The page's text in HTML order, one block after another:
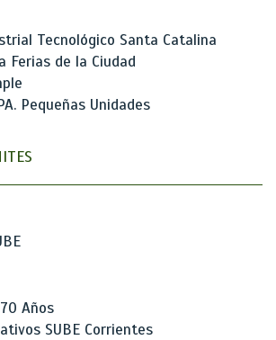
Tecnológico Santa Catalina
Ferias de la Ciudad
Pequeñas Unidades
Años
SUBE Corrientes